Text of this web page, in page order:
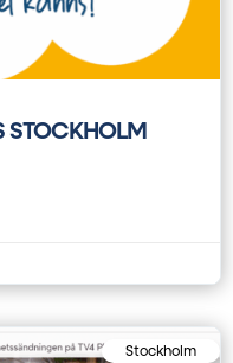
STOCKHOLM
Stockholm